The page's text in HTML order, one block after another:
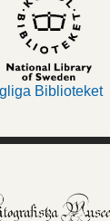
Biblioteket